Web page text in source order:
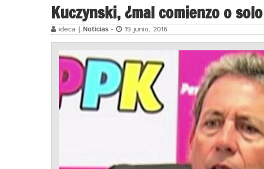
Kuczynski, ¿mal comienzo o
ideca | Noticias - 19 junio, 2016